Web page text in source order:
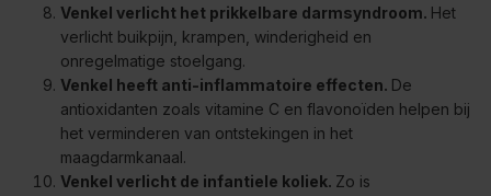
Venkel verlicht het prikkelbare darmsyndroom. Het
verlicht buikpijn, krampen, winderigheid en
onregelmatige stoelgang.
Venkel heeft anti-inflammatoire effecten. De
antioxidanten zoals vitamine C en flavonoïden helpen bij
het verminderen van ontstekingen in het
maagdarmkanaal.
Venkel verlicht de infantiele koliek. Zo is